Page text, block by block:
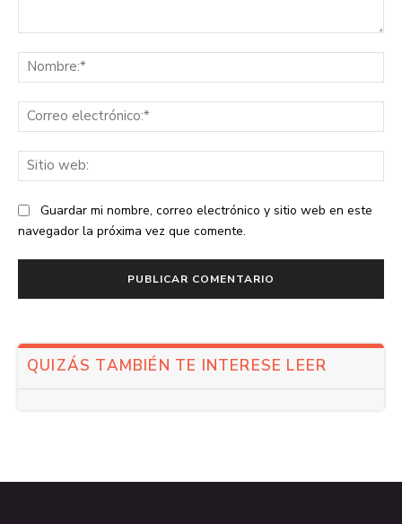
Guardar mi nombre, correo electrónico y sitio web en este
navegador la próxima vez que comente.
QUIZÁS TAMBIÉN TE INTERESE LEER